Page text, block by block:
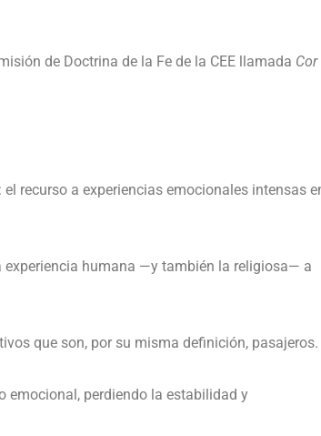
de Doctrina de la Fe de la CEE llamada Cor
recurso a experiencias emocionales intensas
experiencia humana —y también la religiosa— a
que son, por su misma definición, pasajeros.
emocional, perdiendo la estabilidad y